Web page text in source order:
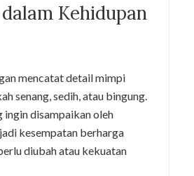
Kehidupan
mencatat detail mimpi
senang, sedih, atau bingung.
ingin disampaikan oleh
kesempatan berharga
diubah atau kekuatan